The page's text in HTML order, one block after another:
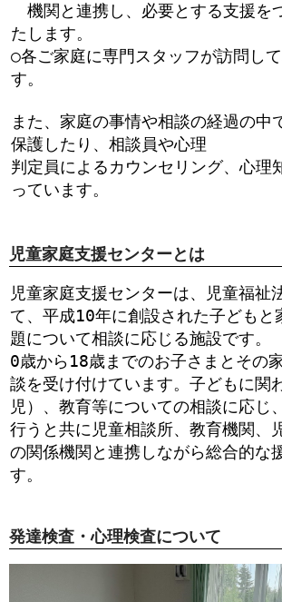
機関と連携し、必要とする支援を
たします。
○各ご家庭に専門スタッフが訪問し
す。
また、家庭の事情や相談の経過の中
保護したり、相談員や心理
判定員によるカウンセリング、心理
っています。
児童家庭支援センターとは
児童家庭支援センターは、児童福祉
て、平成10年に創設された子どもと
題について相談に応じる施設です。
0歳から18歳までのお子さまとその
談を受け付けています。子どもに関
児）、教育等についての相談に応じ
行うと共に児童相談所、教育機関、
の関係機関と連携しながら総合的な
す。
発達検査・心理検査について